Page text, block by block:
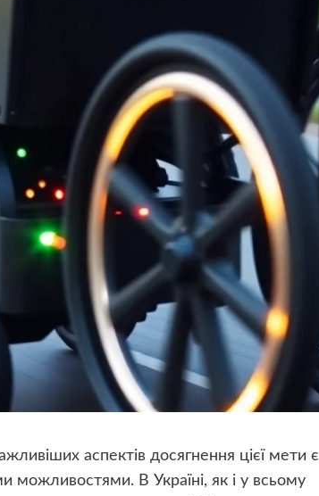
аспектів досягнення цієї мети є
В Україні, як і у всьому